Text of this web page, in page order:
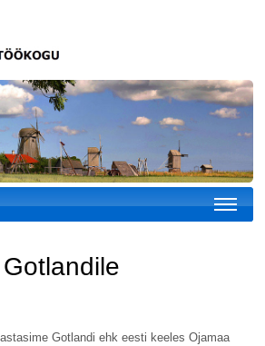
Gotlandi ehk eesti keeles Ojamaa